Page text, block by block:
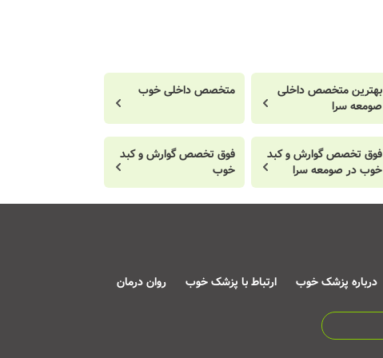
بهترین متخصص داخلی
صومعه سرا
متخصص داخلی خوب
فوق تخصص گوارش و کبد
خوب در صومعه سرا
فوق تخصص گوارش و کبد
خوب
درباره پزشک خوب ارتباط با پزشک خوب روان درمان